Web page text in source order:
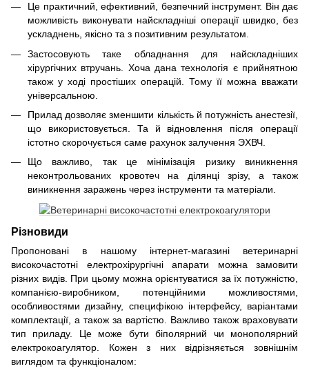
Це практичний, ефективний, безпечний інструмент. Він дає
можливість виконувати найскладніші операції швидко, без
ускладнень, якісно та з позитивним результатом.
Застосовують таке обладнання для найскладніших
хірургічних втручань. Хоча дана технологія є прийнятною
також у ході простіших операцій. Тому її можна вважати
універсальною.
Прилад дозволяє зменшити кількість й потужність анестезії,
що використовується. Та й відновлення після операції
істотно скорочується саме рахунок залучення ЭХВЧ.
Що важливо, так це мінімізація ризику виникнення
неконтрольованих кровотеч на ділянці зрізу, а також
виникнення заражень через інструменти та матеріали.
Різновиди
Пропоновані в нашому інтернет-магазині ветеринарні
високочастотні електрохірургічні апарати можна замовити
різних видів. При цьому можна орієнтуватися за їх потужністю,
компанією-виробником, потенційними можливостями,
особливостями дизайну, специфікою інтерфейсу, варіантами
комплектації, а також за вартістю. Важливо також враховувати
тип приладу. Це може бути біполярний чи монополярний
електрокоагулятор. Кожен з них відрізняється зовнішнім
виглядом та функціоналом: